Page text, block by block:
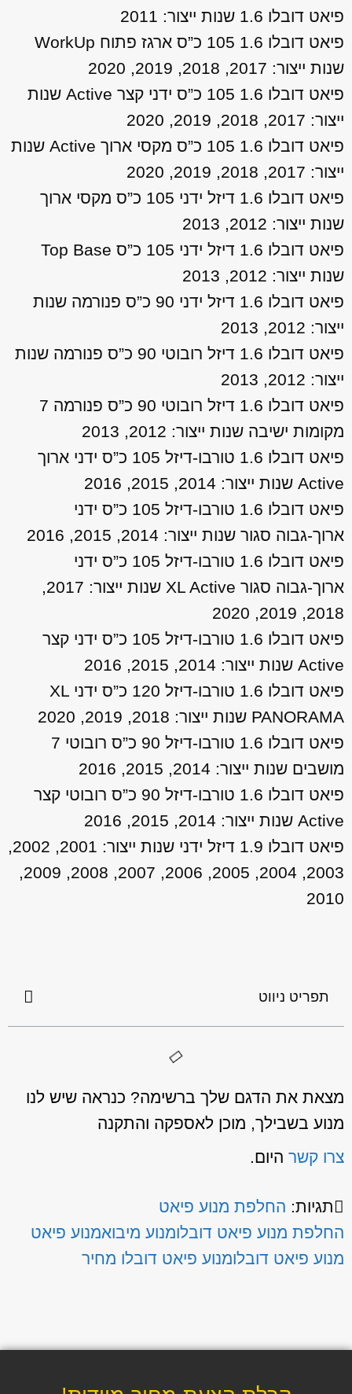
פיאט דובלו 1.6 שנות ייצור: 2011
פיאט דובלו 1.6 105 כ”ס ארגז פתוח WorkUp
שנות ייצור: 2017, 2018, 2019, 2020
פיאט דובלו 1.6 105 כ”ס ידני קצר Active שנות
ייצור: 2017, 2018, 2019, 2020
פיאט דובלו 1.6 105 כ”ס מקסי ארוך Active שנות
ייצור: 2017, 2018, 2019, 2020
פיאט דובלו 1.6 דיזל ידני 105 כ”ס מקסי ארוך
שנות ייצור: 2012, 2013
פיאט דובלו 1.6 דיזל ידני 105 כ”ס Top Base
שנות ייצור: 2012, 2013
פיאט דובלו 1.6 דיזל ידני 90 כ”ס פנורמה שנות
ייצור: 2012, 2013
פיאט דובלו 1.6 דיזל רובוטי 90 כ”ס פנורמה שנות
ייצור: 2012, 2013
פיאט דובלו 1.6 דיזל רובוטי 90 כ”ס פנורמה 7
מקומות ישיבה שנות ייצור: 2012, 2013
פיאט דובלו 1.6 טורבו-דיזל 105 כ”ס ידני ארוך
Active שנות ייצור: 2014, 2015, 2016
פיאט דובלו 1.6 טורבו-דיזל 105 כ”ס ידני
ארוך-גבוה סגור שנות ייצור: 2014, 2015, 2016
פיאט דובלו 1.6 טורבו-דיזל 105 כ”ס ידני
ארוך-גבוה סגור XL Active שנות ייצור: 2017,
2018, 2019, 2020
פיאט דובלו 1.6 טורבו-דיזל 105 כ”ס ידני קצר
Active שנות ייצור: 2014, 2015, 2016
פיאט דובלו 1.6 טורבו-דיזל 120 כ”ס ידני XL
PANORAMA שנות ייצור: 2018, 2019, 2020
פיאט דובלו 1.6 טורבו-דיזל 90 כ”ס רובוטי 7
מושבים שנות ייצור: 2014, 2015, 2016
פיאט דובלו 1.6 טורבו-דיזל 90 כ”ס רובוטי קצר
Active שנות ייצור: 2014, 2015, 2016
פיאט דובלו 1.9 דיזל ידני שנות ייצור: 2001, 2002,
2003, 2004, 2005, 2006, 2007, 2008, 2009,
2010
תפריט ניווט
מצאת את הדגם שלך ברשימה? כנראה שיש לנו
מנוע בשבילך, מוכן לאספקה והתקנה
צרו קשר היום.
תגיות: החלפת מנוע פיאט
החלפת מנוע פיאט דובלומנוע מיבואמנוע פיאט
מנוע פיאט דובלומנוע פיאט דובלו מחיר